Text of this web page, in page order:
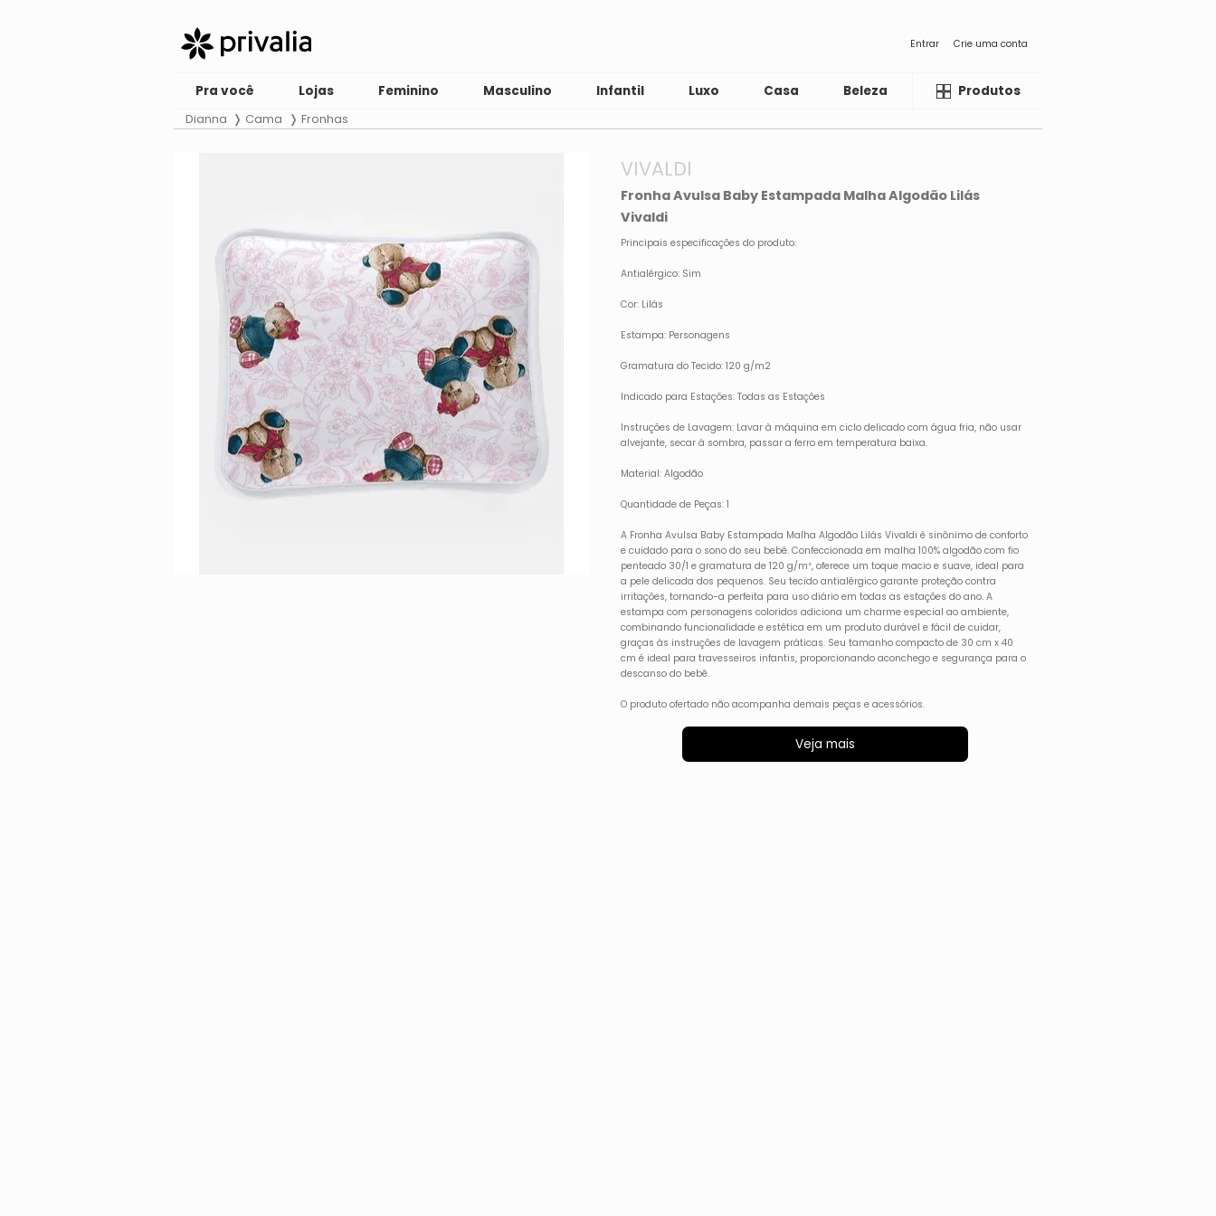
Entrar Crie uma conta
Pra você Lojas Feminino Masculino Infantil Luxo Casa Beleza LiquidaProdutos
Dianna Cama Fronhas
VIVALDI
Fronha Avulsa Baby Estampada Malha Algodão Lilás
Vivaldi
Principais especificações do produto:
Antialérgico: Sim
Cor: Lilás
Estampa: Personagens
Gramatura do Tecido: 120 g/m2
Indicado para Estações: Todas as Estações
Instruções de Lavagem: Lavar à máquina em ciclo delicado com água fria, não usar
alvejante, secar à sombra, passar a ferro em temperatura baixa.
Material: Algodão
Quantidade de Peças: 1
A Fronha Avulsa Baby Estampada Malha Algodão Lilás Vivaldi é sinônimo de conforto
e cuidado para o sono do seu bebê. Confeccionada em malha 100% algodão com fio
penteado 30/1 e gramatura de 120 g/m², oferece um toque macio e suave, ideal para
a pele delicada dos pequenos. Seu tecido antialérgico garante proteção contra
irritações, tornando-a perfeita para uso diário em todas as estações do ano. A
estampa com personagens coloridos adiciona um charme especial ao ambiente,
combinando funcionalidade e estética em um produto durável e fácil de cuidar,
graças às instruções de lavagem práticas. Seu tamanho compacto de 30 cm x 40
cm é ideal para travesseiros infantis, proporcionando aconchego e segurança para o
descanso do bebê.
O produto ofertado não acompanha demais peças e acessórios.
Veja mais